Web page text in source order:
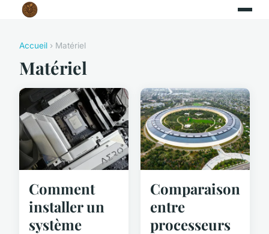
Accueil › Matériel
Matériel
Comment
installer un
système
Comparaison
entre
processeurs